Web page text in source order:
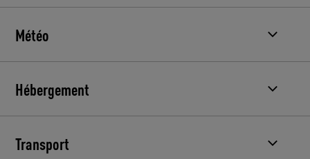
Météo
Hébergement
Transport